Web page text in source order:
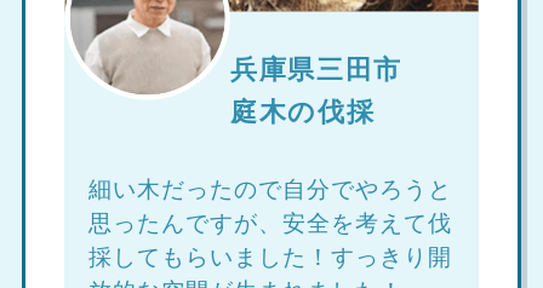
兵庫県三田市
庭木の伐採
細い木だったので自分でやろうと
思ったんですが、安全を考えて伐
採してもらいました！すっきり開